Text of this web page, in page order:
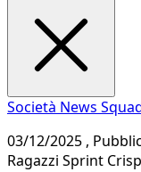
Società News
03/12/2025 ,
Ragazzi Sprint